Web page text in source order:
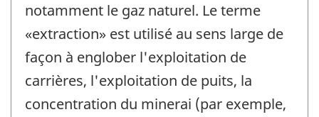
notamment le gaz naturel. Le terme
«extraction» est utilisé au sens large de
façon à englober l'exploitation de
carrières, l'exploitation de puits, la
concentration du minerai (par exemple,